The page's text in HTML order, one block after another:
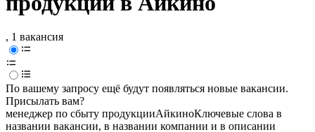
, 1 вакансия
По вашему запросу ещё будут появляться новые вакансии.
Присылать вам?
менеджер по сбыту продукцииАйкиноКлючевые слова в
названии вакансии, в названии компании и в описании